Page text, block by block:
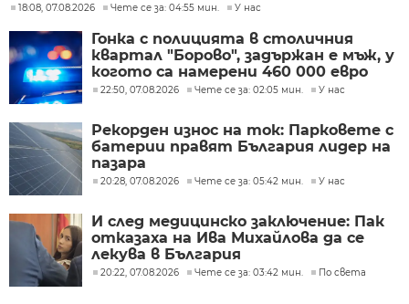
18:08, 07.08.2026 Чете се за: 04:55 мин. У нас
Гонка с полицията в столичния
квартал "Борово", задържан е мъж, у
когото са намерени 460 000 евро
22:50, 07.08.2026 Чете се за: 02:05 мин. У нас
Рекорден износ на ток: Парковете с
батерии правят България лидер на
пазара
20:28, 07.08.2026 Чете се за: 05:42 мин. У нас
И след медицинско заключение: Пак
отказаха на Ива Михайлова да се
лекува в България
20:22, 07.08.2026 Чете се за: 03:42 мин. По света